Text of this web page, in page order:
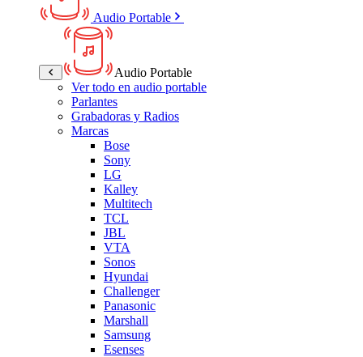
Audio Portable
Audio Portable
Ver todo en audio portable
Parlantes
Grabadoras y Radios
Marcas
Bose
Sony
LG
Kalley
Multitech
TCL
JBL
VTA
Sonos
Hyundai
Challenger
Panasonic
Marshall
Samsung
Esenses